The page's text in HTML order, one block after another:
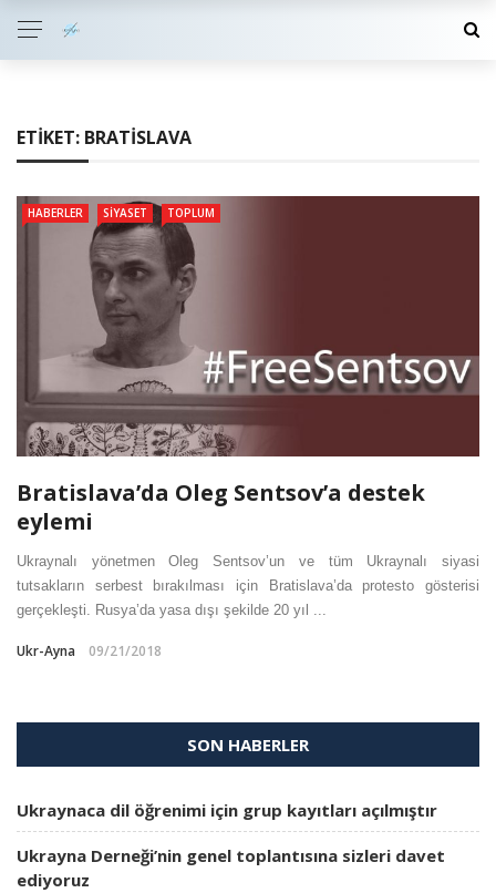
ETIKET: BRATISLAVA
HABERLER SIYASET TOPLUM
Bratislava’da Oleg Sentsov’a destek
eylemi
Ukraynalı yönetmen Oleg Sentsov’un ve tüm Ukraynalı siyasi
tutsakların serbest bırakılması için Bratislava’da protesto gösterisi
gerçekleşti. Rusya’da yasa dışı şekilde 20 yıl ...
Ukr-Ayna 09/21/2018
SON HABERLER
Ukraynaca dil öğrenimi için grup kayıtları açılmıştır
Ukrayna Derneği’nin genel toplantısına sizleri davet
ediyoruz